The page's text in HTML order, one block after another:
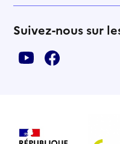
Suivez-nous sur